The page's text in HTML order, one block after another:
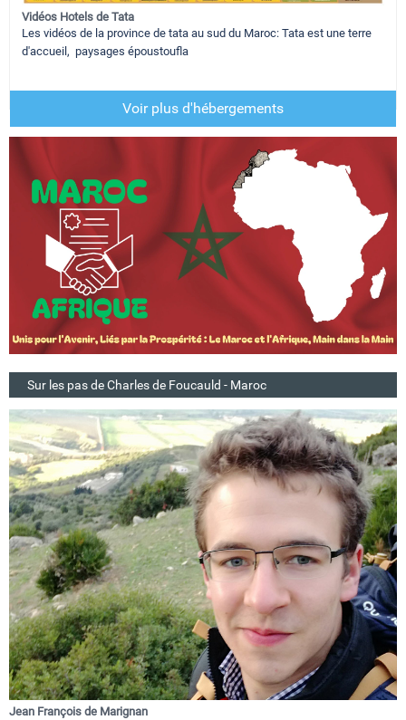
Vidéos Hotels de Tata
Les vidéos de la province de tata au sud du Maroc: Tata est une terre
d'accueil, paysages époustoufla
Voir plus d'hébergements
Sur les pas de Charles de Foucauld - Maroc
Jean François de Marignan